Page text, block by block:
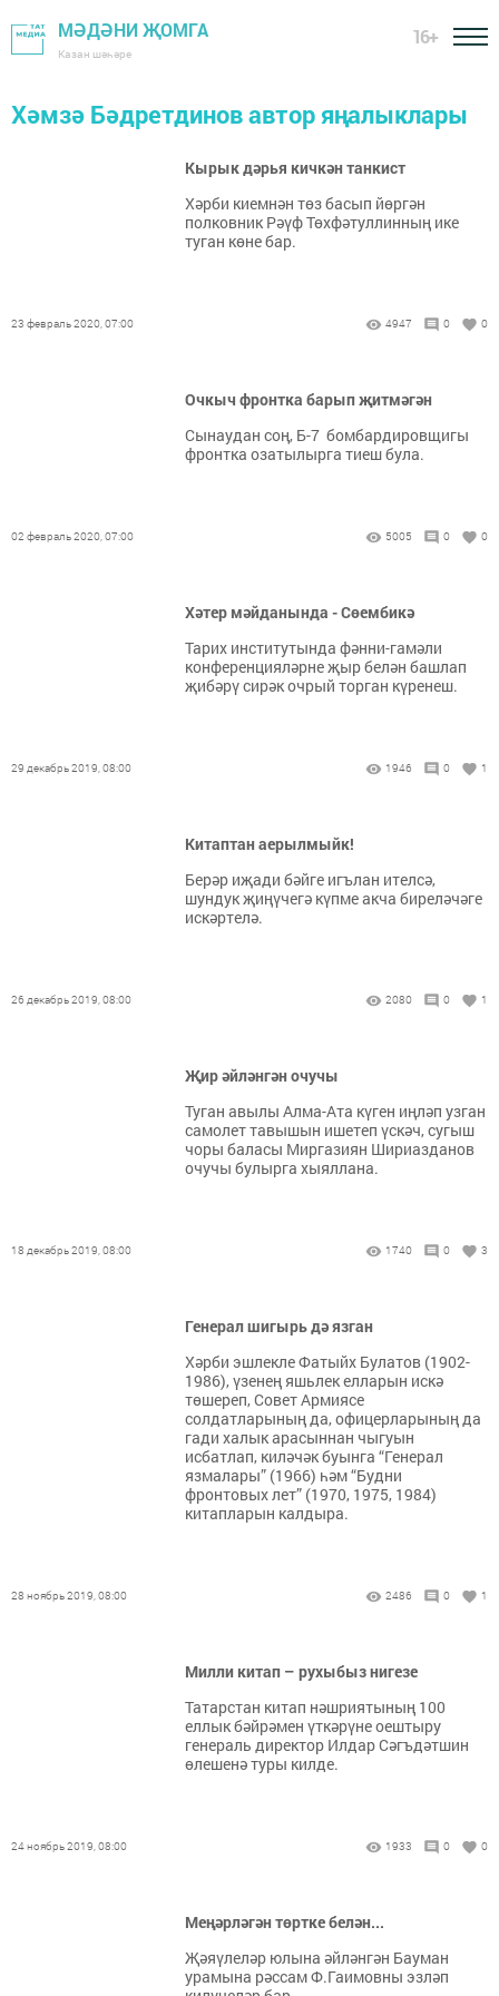
МӘДӘНИ ҖОМГА
Казан шәһәре
16+
Хәмзә Бәдретдинов автор яңалыклары
Кырык дәрья кичкән танкист
Хәрби киемнән төз басып йөргән
полковник Рәүф Төхфәтуллинның ике
туган көне бар.
23 февраль 2020, 07:00 4947 0 0
Очкыч фронтка барып җитмәгән
Сынаудан соң, Б-7 бомбардировщигы
фронтка озатылырга тиеш була.
02 февраль 2020, 07:00 5005 0 0
Хәтер мәйданында - Сөембикә
Тарих институтында фәнни-гамәли
конференцияләрне җыр белән башлап
җибәрү сирәк очрый торган күренеш.
29 декабрь 2019, 08:00 1946 0 1
Китаптан аерылмыйк!
Берәр иҗади бәйге игълан ителсә,
шундук җиңүчегә күпме акча биреләчәге
искәртелә.
26 декабрь 2019, 08:00 2080 0 1
Җир әйләнгән очучы
Туган авылы Алма-Ата күген иңләп узган
самолет тавышын ишетеп үскәч, сугыш
чоры баласы Миргазиян Шириазданов
очучы булырга хыяллана.
18 декабрь 2019, 08:00 1740 0 3
Генерал шигырь дә язган
Хәрби эшлекле Фатыйх Булатов (1902-
1986), үзенең яшьлек елларын искә
төшереп, Совет Армиясе
солдатларының да, офицерларының да
гади халык арасыннан чыгуын
исбатлап, киләчәк буынга “Генерал
язмалары” (1966) һәм “Будни
фронтовых лет” (1970, 1975, 1984)
китапларын калдыра.
28 ноябрь 2019, 08:00 2486 0 1
Милли китап – рухыбыз нигезе
Татарстан китап нәшриятының 100
еллык бәйрәмен үткәрүне оештыру
генераль директор Илдар Сәгъдәтшин
өлешенә туры килде.
24 ноябрь 2019, 08:00 1933 0 0
Меңәрләгән төртке белән...
Җәяүлеләр юлына әйләнгән Бауман
урамына рәссам ­Ф.Гаимовны эзләп